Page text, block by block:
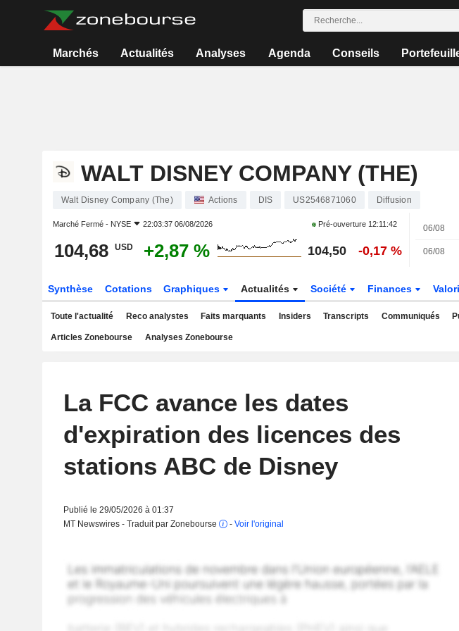
Marchés Actualités Analyses Agenda Conseils
WALT DISNEY COMPANY (THE)
Walt Disney Company (The) Actions DIS US2546871060 Diffusion
Marché Fermé - NYSE 22:03:37 06/08/2026 Pré-ouverture 12:11:42
104,68 USD +2,87 % 104,50 -0,17 %
06/08
06/08
Synthèse Cotations Graphiques Actualités Société Finances
Toute l'actualité Reco analystes Faits marquants Insiders Transcripts Communiqués
Articles Zonebourse Analyses Zonebourse
La FCC avance les dates
d'expiration des licences des
stations ABC de Disney
Publié le 29/05/2026 à 01:37
MT Newswires - Traduit par Zonebourse
- Voir l'original